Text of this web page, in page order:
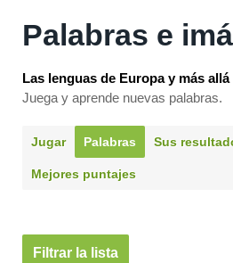
Palabras e
Las lenguas de Europa y más
Juega y aprende nuevas palabras.
Jugar Palabras Sus
Mejores puntajes
Filtrar la lista